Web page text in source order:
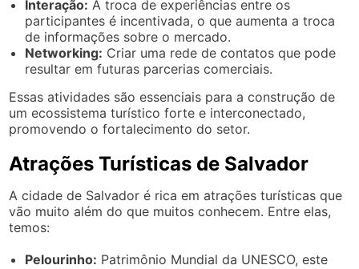
Interação: A troca de experiências entre os
participantes é incentivada, o que aumenta a troca
de informações sobre o mercado.
Networking: Criar uma rede de contatos que pode
resultar em futuras parcerias comerciais.
Essas atividades são essenciais para a construção de
um ecossistema turístico forte e interconectado,
promovendo o fortalecimento do setor.
Atrações Turísticas de Salvador
A cidade de Salvador é rica em atrações turísticas que
vão muito além do que muitos conhecem. Entre elas,
temos:
Pelourinho: Patrimônio Mundial da UNESCO, este